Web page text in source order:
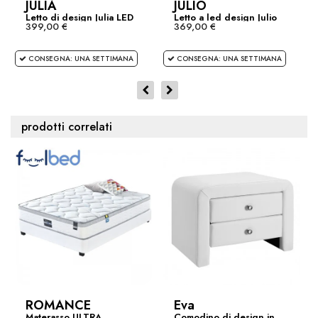
Aggiungi al carrello
BOX LETTO + MATERASSO 160 ATLANTIC
Aggiungi al carrello
JULIA
Letto di design Julia LED
399,00 €
CONSEGNA: UNA SETTIMANA
JULIO
Letto a led design Julio
369,00 €
CONSEGNA: UNA SETTIMANA
prodotti correlati
ROMANCE Eva